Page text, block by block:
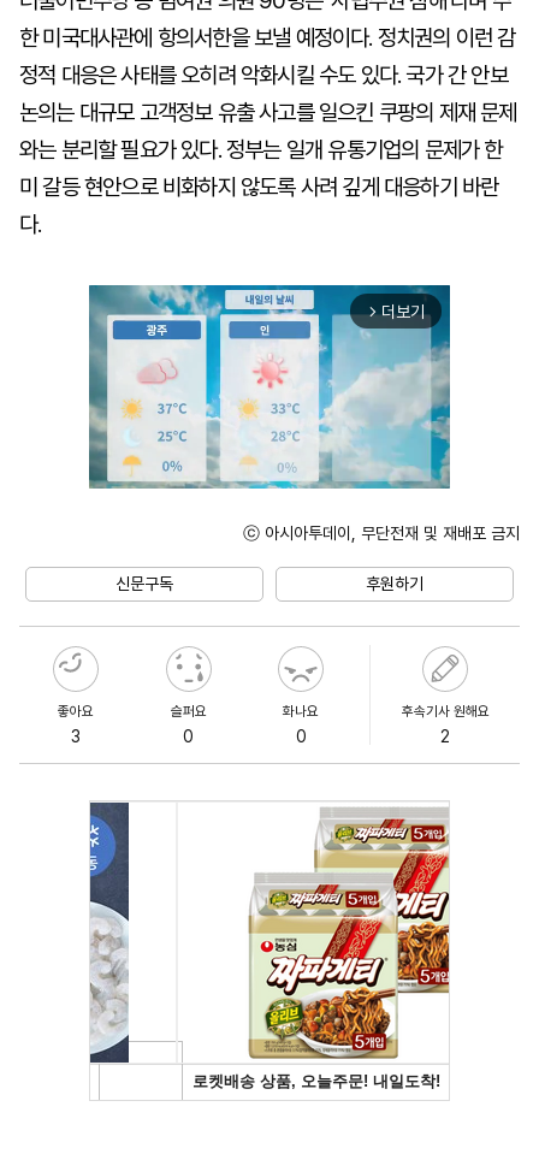
한 미국대사관에 항의서한을 보낼 예정이다. 정치권의 이런 감
정적 대응은 사태를 오히려 악화시킬 수도 있다. 국가 간 안보
논의는 대규모 고객정보 유출 사고를 일으킨 쿠팡의 제재 문제
와는 분리할 필요가 있다. 정부는 일개 유통기업의 문제가 한
미 갈등 현안으로 비화하지 않도록 사려 깊게 대응하기 바란
다.
arrow_forward_ios 더보기
ⓒ 아시아투데이, 무단전재 및 재배포 금지
신문구독 후원하기
좋아요
3
슬퍼요
0
화나요
0
후속기사 원해요
2